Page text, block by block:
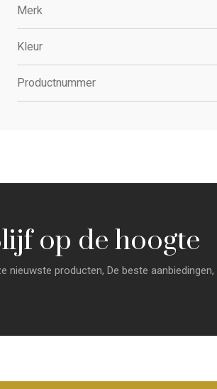
Merk
Kleur
Productnummer
op de hoogte
nieuwste producten, De beste